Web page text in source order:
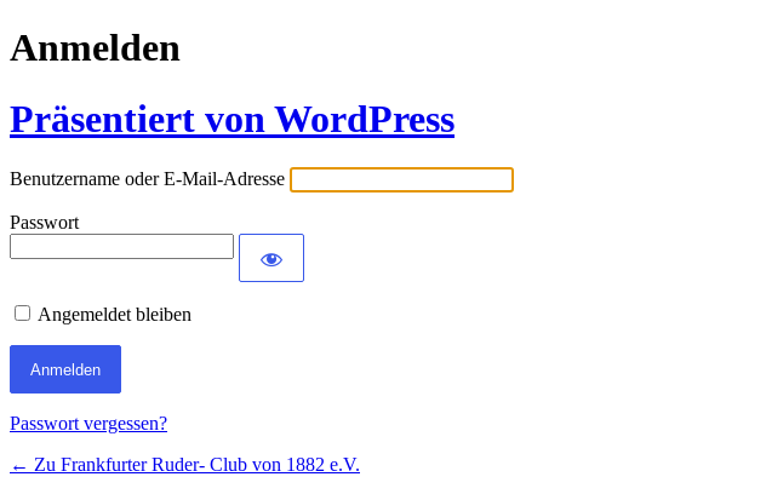
Anmelden
Präsentiert von WordPress
Benutzername oder E-Mail-Adresse
Passwort
Angemeldet bleiben
Passwort vergessen?
← Zu Frankfurter Ruder- Club von 1882 e.V.